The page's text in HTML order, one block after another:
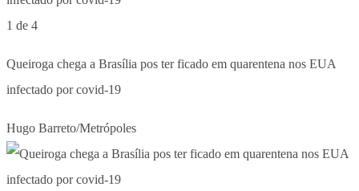
1 de 4
Queiroga chega a Brasília pos ter ficado em quarentena nos EUA
infectado por covid-19
Hugo Barreto/Metrópoles